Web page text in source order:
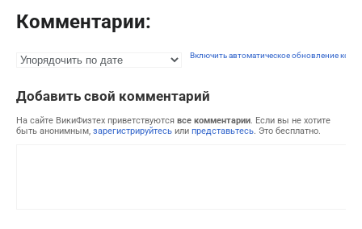
Комментарии:
Включить автоматическое обновление
Добавить свой комментарий
На сайте ВикиФизтех приветствуются все комментарии. Если вы не хотите
быть анонимным, зарегистрируйтесь или представьтесь. Это бесплатно.